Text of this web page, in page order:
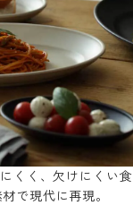
くく、欠けにくい食
で現代に再現。